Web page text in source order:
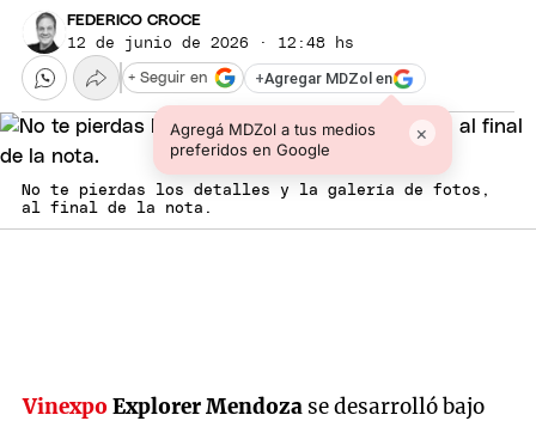
FEDERICO CROCE
12 de junio de 2026 · 12:48 hs
+Agregar MDZol en
Agregá MDZol a tus medios
preferidos en Google
×
+ Seguir en
No te pierdas los detalles y la galería de fotos,
al final de la nota.
VinexpoExplorer Mendoza se desarrolló bajo